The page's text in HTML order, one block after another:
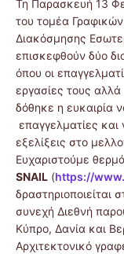
Τη Παρασκευή 13
του τομέα
Διακόσμησης
επισκεφθούν δύο
όπου οι
εργασίες τους αλλά
δόθηκε η ευκαιρία
επαγγελματίες και
εξελίξεις στο
Ευχαριστούμε
SNAIL (https://
συνεχή Διεθνή
Κύπρο, Δανία και
Αρχιτεκτονικό